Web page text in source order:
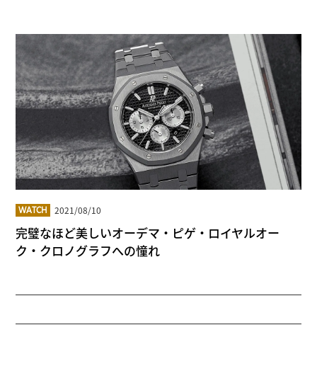
WATCH 2021/08/10
完璧なほど美しいオーデマ・ピゲ・ロイヤルオー
ク・クロノグラフへの憧れ